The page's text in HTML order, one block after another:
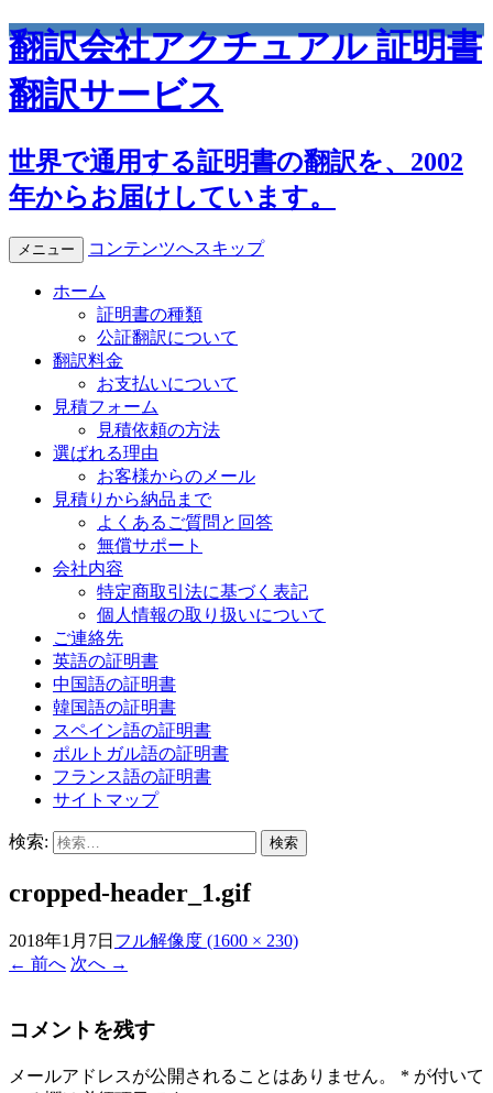
翻訳会社アクチュアル 証明書
翻訳サービス
世界で通用する証明書の翻訳を、2002
年からお届けしています。
メニュー コンテンツへスキップ
ホーム
証明書の種類
公証翻訳について
翻訳料金
お支払いについて
見積フォーム
見積依頼の方法
選ばれる理由
お客様からのメール
見積りから納品まで
よくあるご質問と回答
無償サポート
会社内容
特定商取引法に基づく表記
個人情報の取り扱いについて
ご連絡先
英語の証明書
中国語の証明書
韓国語の証明書
スペイン語の証明書
ポルトガル語の証明書
フランス語の証明書
サイトマップ
検索:
cropped-header_1.gif
2018年1月7日 フル解像度 (1600 × 230)
← 前へ 次へ →
コメントを残す
メールアドレスが公開されることはありません。 * が付いて